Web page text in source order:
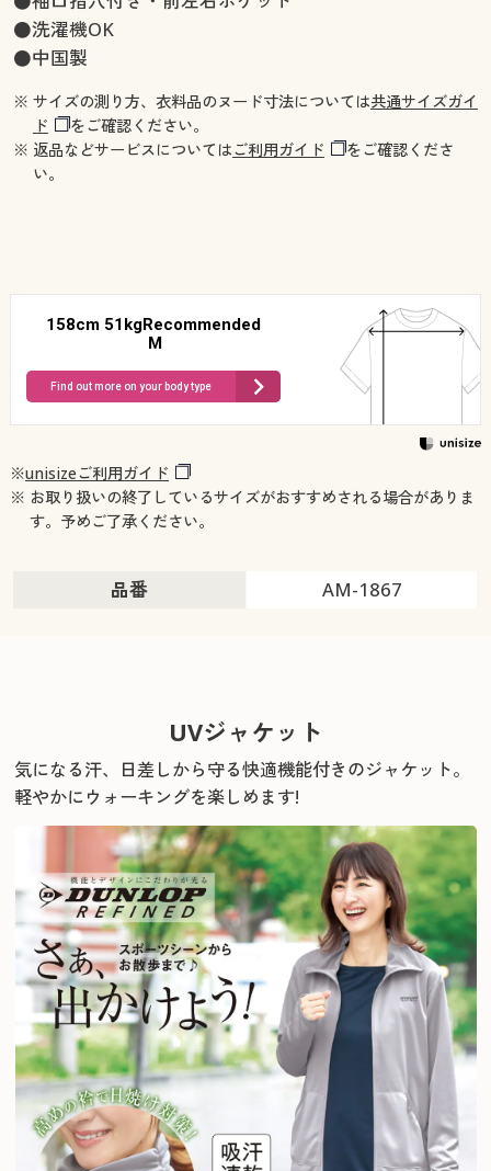
●洗濯機OK
●中国製
※ サイズの測り方、衣料品のヌード寸法については共通サイズガイ
ド
をご確認ください。
※ 返品などサービスについてはご利用ガイド
をご確認くださ
い。
158cm 51kgRecommended
M
Find out more on your body type
※unisizeご利用ガイド
※ お取り扱いの終了しているサイズがおすすめされる場合がありま
す。予めご了承ください。
品番 AM-1867
UVジャケット
気になる汗、日差しから守る快適機能付きのジャケット。
軽やかにウォーキングを楽しめます!